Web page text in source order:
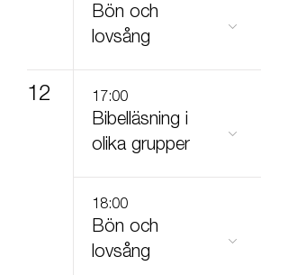
Bön och
lovsång
12 17:00
Bibelläsning i
olika grupper
18:00
Bön och
lovsång